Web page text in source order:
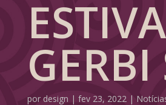
ESTIVA
GERBI
por design | fev 23, 2022|